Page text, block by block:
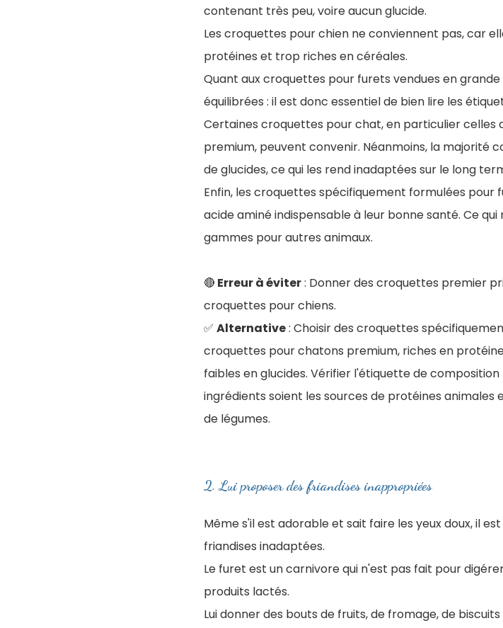
contenant très peu, voire aucun glucide.
Les croquettes pour chien ne conviennent pas, car
protéines et trop riches en céréales.
Quant aux croquettes pour furets vendues en
équilibrées : il est donc essentiel de bien lire les
Certaines croquettes pour chat, en particulier celles
premium, peuvent convenir. Néanmoins, la majorité
de glucides, ce qui les rend inadaptées sur le long
Enfin, les croquettes spécifiquement formulées pour
acide aminé indispensable à leur bonne santé. Ce
gammes pour autres animaux.
🔴 Erreur à éviter: Donner des croquettes premier
croquettes pour chiens.
✅ Alternative: Choisir des croquettes
croquettes pour chatons premium, riches en
faibles en glucides. Vérifier l'étiquette de
ingrédients soient les sources de protéines
de légumes.
2. Lui proposer des friandises inappropriées
Même s'il est adorable et sait faire les yeux doux, il
friandises inadaptées.
Le furet est un carnivore qui n'est pas fait pour
produits lactés.
Lui donner des bouts de fruits, de fromage, de